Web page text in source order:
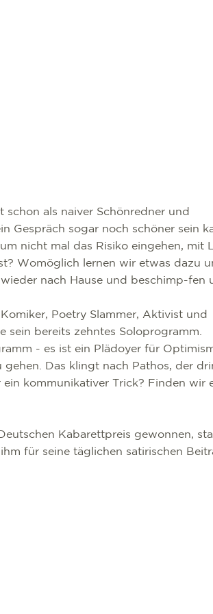
als naiver Schönredner und
Gespräch sogar noch schöner sein
nicht mal das Risiko eingehen, mit
Womöglich lernen wir etwas dazu
nach Hause und beschimp-fen
Poetry Slammer, Aktivist und
sein bereits zehntes Soloprogramm.
- es ist ein Plädoyer für
Das klingt nach Pathos, der
kommunikativer Trick? Finden wir
Kabarettpreis gewonnen,
für seine täglichen satirischen